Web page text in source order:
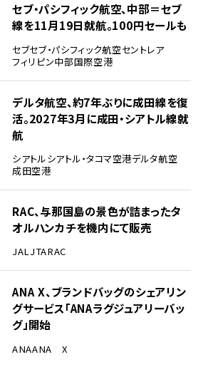
セブ・パシフィック航空、中部＝セブ
線を11月19日就航。100円セールも
セブセブ・パシフィック航空セントレア
フィリピン中部国際空港
デルタ航空、約7年ぶりに成田線を復
活。2027年3月に成田・シアトル線就
航
シアトルシアトル・タコマ空港デルタ航空
成田空港
RAC、与那国島の景色が詰まったタ
オルハンカチを機内にて販売
JALJTARAC
ANA X、ブランドバッグのシェアリン
グサービス「ANAラグジュアリーバッ
グ」開始
ANAANA X